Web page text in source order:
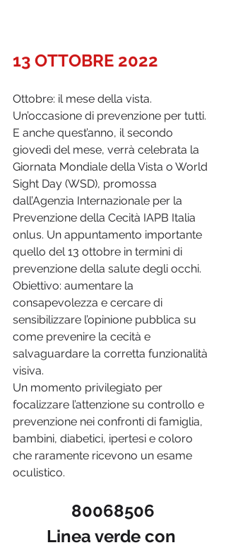
13 OTTOBRE 2022
Ottobre: il mese della vista.
Un’occasione di prevenzione per tutti.
E anche quest’anno, il secondo
giovedì del mese, verrà celebrata la
Giornata Mondiale della Vista o World
Sight Day (WSD), promossa
dall’Agenzia Internazionale per la
Prevenzione della Cecità IAPB Italia
onlus. Un appuntamento importante
quello del 13 ottobre in termini di
prevenzione della salute degli occhi.
Obiettivo: aumentare la
consapevolezza e cercare di
sensibilizzare l’opinione pubblica su
come prevenire la cecità e
salvaguardare la corretta funzionalità
visiva.
Un momento privilegiato per
focalizzare l’attenzione su controllo e
prevenzione nei confronti di famiglia,
bambini, diabetici, ipertesi e coloro
che raramente ricevono un esame
oculistico.
80068506
Linea verde con